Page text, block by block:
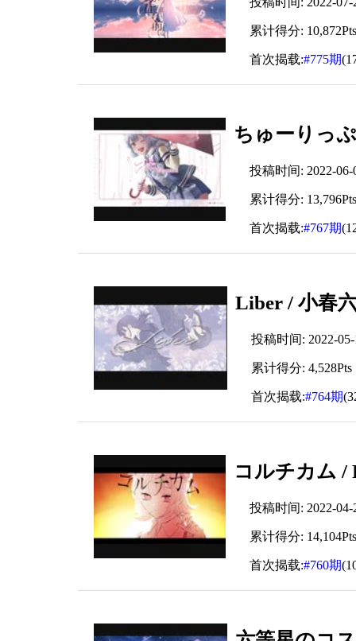
累计得分:
首次揭载:#775期
ちゅーりっ
投稿时间: 2022-06-
累计得分:
首次揭载:#767期
Liber / 小春
投稿时间: 2022-05-
累计得分: 4,528Pts
首次揭载:#764期
コルチカム /
投稿时间: 2022-04-
累计得分:
首次揭载:#760期